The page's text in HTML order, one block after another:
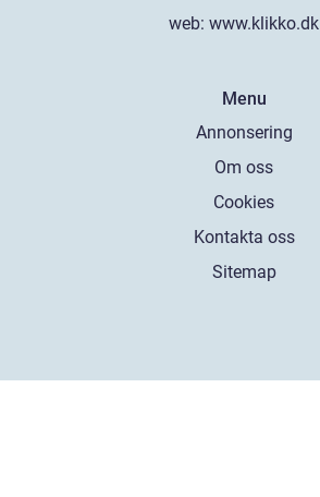
web: www.klikko.dk
Menu
Annonsering
Om oss
Cookies
Kontakta oss
Sitemap